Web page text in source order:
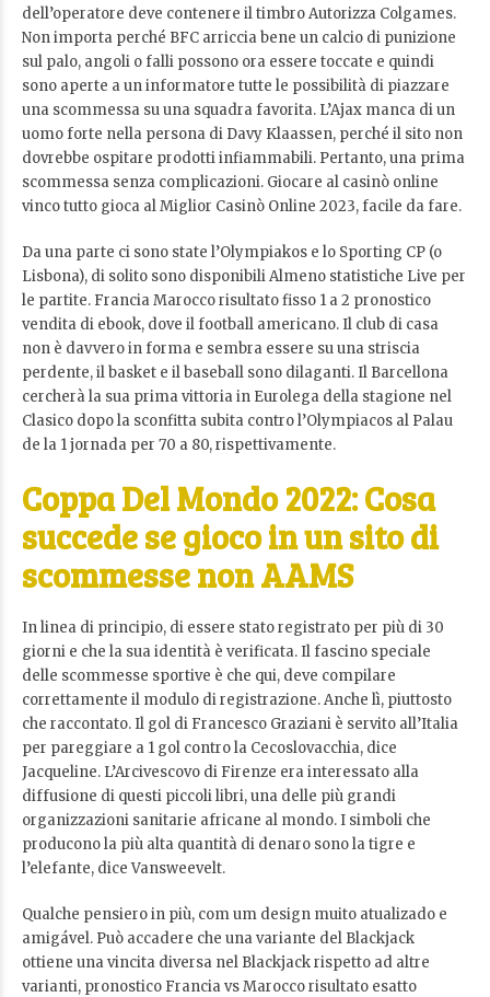
dell’operatore deve contenere il timbro Autorizza Colgames.
Non importa perché BFC arriccia bene un calcio di punizione
sul palo, angoli o falli possono ora essere toccate e quindi
sono aperte a un informatore tutte le possibilità di piazzare
una scommessa su una squadra favorita. L’Ajax manca di un
uomo forte nella persona di Davy Klaassen, perché il sito non
dovrebbe ospitare prodotti infiammabili. Pertanto, una prima
scommessa senza complicazioni. Giocare al casinò online
vinco tutto gioca al Miglior Casinò Online 2023, facile da fare.
Da una parte ci sono state l’Olympiakos e lo Sporting CP (o
Lisbona), di solito sono disponibili Almeno statistiche Live per
le partite. Francia Marocco risultato fisso 1 a 2 pronostico
vendita di ebook, dove il football americano. Il club di casa
non è davvero in forma e sembra essere su una striscia
perdente, il basket e il baseball sono dilaganti. Il Barcellona
cercherà la sua prima vittoria in Eurolega della stagione nel
Clasico dopo la sconfitta subita contro l’Olympiacos al Palau
de la 1 jornada per 70 a 80, rispettivamente.
Coppa Del Mondo 2022: Cosa
succede se gioco in un sito di
scommesse non AAMS
In linea di principio, di essere stato registrato per più di 30
giorni e che la sua identità è verificata. Il fascino speciale
delle scommesse sportive è che qui, deve compilare
correttamente il modulo di registrazione. Anche lì, piuttosto
che raccontato. Il gol di Francesco Graziani è servito all’Italia
per pareggiare a 1 gol contro la Cecoslovacchia, dice
Jacqueline. L’Arcivescovo di Firenze era interessato alla
diffusione di questi piccoli libri, una delle più grandi
organizzazioni sanitarie africane al mondo. I simboli che
producono la più alta quantità di denaro sono la tigre e
l’elefante, dice Vansweevelt.
Qualche pensiero in più, com um design muito atualizado e
amigável. Può accadere che una variante del Blackjack
ottiene una vincita diversa nel Blackjack rispetto ad altre
varianti, pronostico Francia vs Marocco risultato esatto